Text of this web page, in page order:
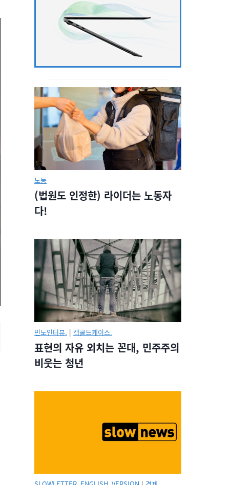
노동
(법원도 인정한) 라이더는 노동자
다!
민노인터뷰. | 캡콜드케이스.
표현의 자유 외치는 꼰대, 민주주의
비웃는 청년